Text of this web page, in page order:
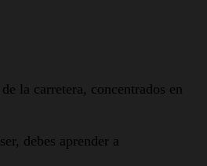
la carretera, concentrados en
debes aprender a